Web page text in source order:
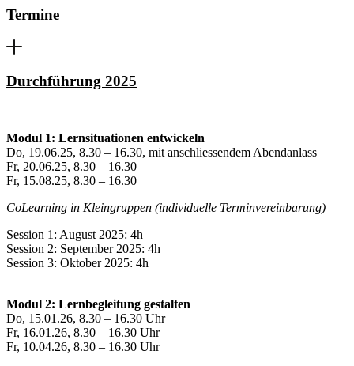
Termine
Durchführung 2025
Modul 1: Lernsituationen entwickeln
Do, 19.06.25, 8.30 – 16.30, mit anschliessendem Abendanlass
Fr, 20.06.25, 8.30 – 16.30
Fr, 15.08.25, 8.30 – 16.30
CoLearning in Kleingruppen (individuelle Terminvereinbarung)
Session 1: August 2025: 4h
Session 2: September 2025: 4h
Session 3: Oktober 2025: 4h
Modul 2: Lernbegleitung gestalten
Do, 15.01.26, 8.30 – 16.30 Uhr
Fr, 16.01.26, 8.30 – 16.30 Uhr
Fr, 10.04.26, 8.30 – 16.30 Uhr